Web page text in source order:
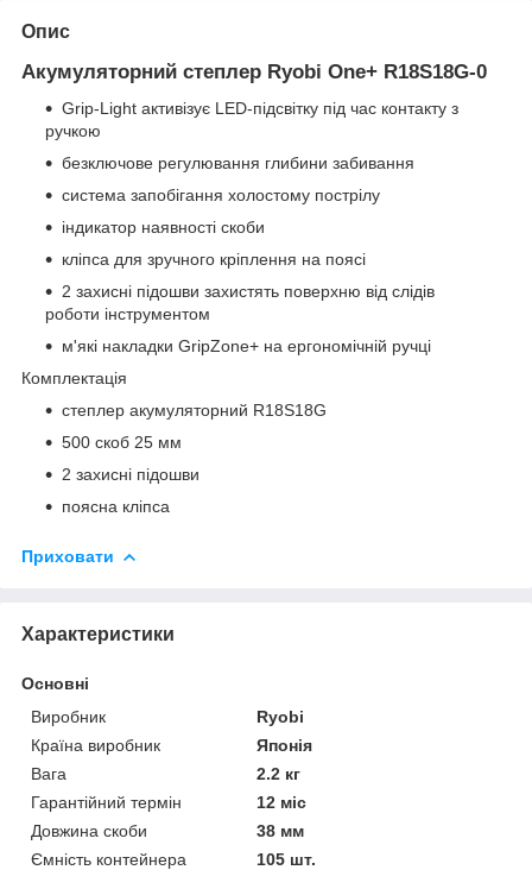
Опис
Акумуляторний степлер Ryobi One+ R18S18G-0
Grip-Light активізує LED-підсвітку під час контакту з
ручкою
безключове регулювання глибини забивання
система запобігання холостому пострілу
індикатор наявності скоби
кліпса для зручного кріплення на поясі
2 захисні підошви захистять поверхню від слідів
роботи інструментом
м'які накладки GripZone+ на ергономічній ручці
Комплектація
степлер акумуляторний R18S18G
500 скоб 25 мм
2 захисні підошви
поясна кліпса
Приховати
Характеристики
Основні
Виробник
Ryobi
Країна виробник
Японія
Вага
2.2 кг
Гарантійний термін
12 міс
Довжина скоби
38 мм
Ємність контейнера
105 шт.